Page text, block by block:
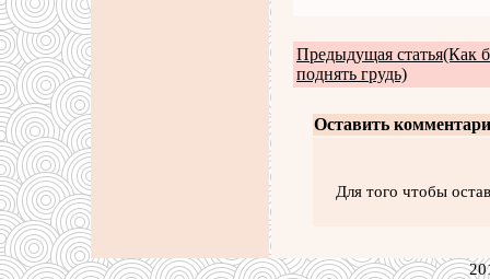
Предыдущая статья(Как
поднять грудь)
Оставить
Для того чтобы